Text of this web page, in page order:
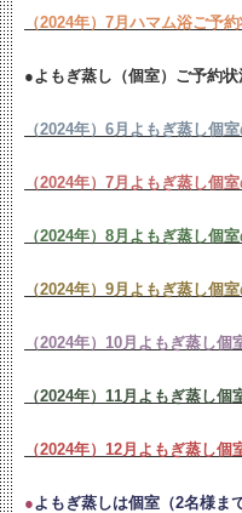
（2024年）7月ハマム浴ご予
●よもぎ蒸し（個室）ご予約状
（2024年）6月よもぎ蒸し個
（2024年）7月よもぎ蒸し個
（2024年）8月よもぎ蒸し個
（2024年）9月よもぎ蒸し個
（2024年）10月よもぎ蒸し個
（2024年）11月よもぎ蒸し個
（2024年）12月よもぎ蒸し個
●よもぎ蒸しは個室（2名様ま